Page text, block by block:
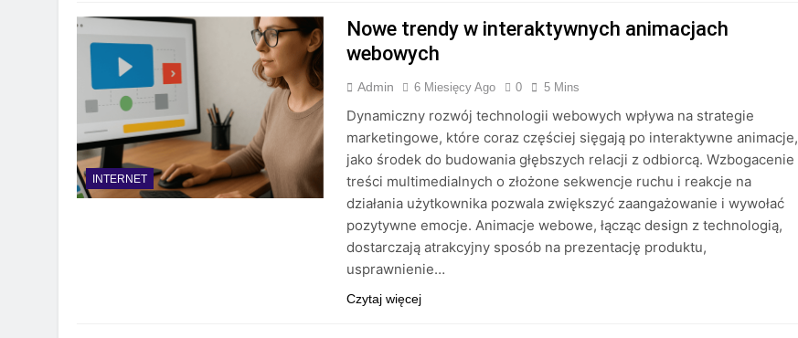
INTERNET
Nowe trendy w interaktywnych animacjach
webowych
Admin 6 Miesięcy Ago 0 5 Mins
Dynamiczny rozwój technologii webowych wpływa na strategie
marketingowe, które coraz częściej sięgają po interaktywne animacje,
jako środek do budowania głębszych relacji z odbiorcą. Wzbogacenie
treści multimedialnych o złożone sekwencje ruchu i reakcje na
działania użytkownika pozwala zwiększyć zaangażowanie i wywołać
pozytywne emocje. Animacje webowe, łącząc design z technologią,
dostarczają atrakcyjny sposób na prezentację produktu,
usprawnienie…
Czytaj więcej